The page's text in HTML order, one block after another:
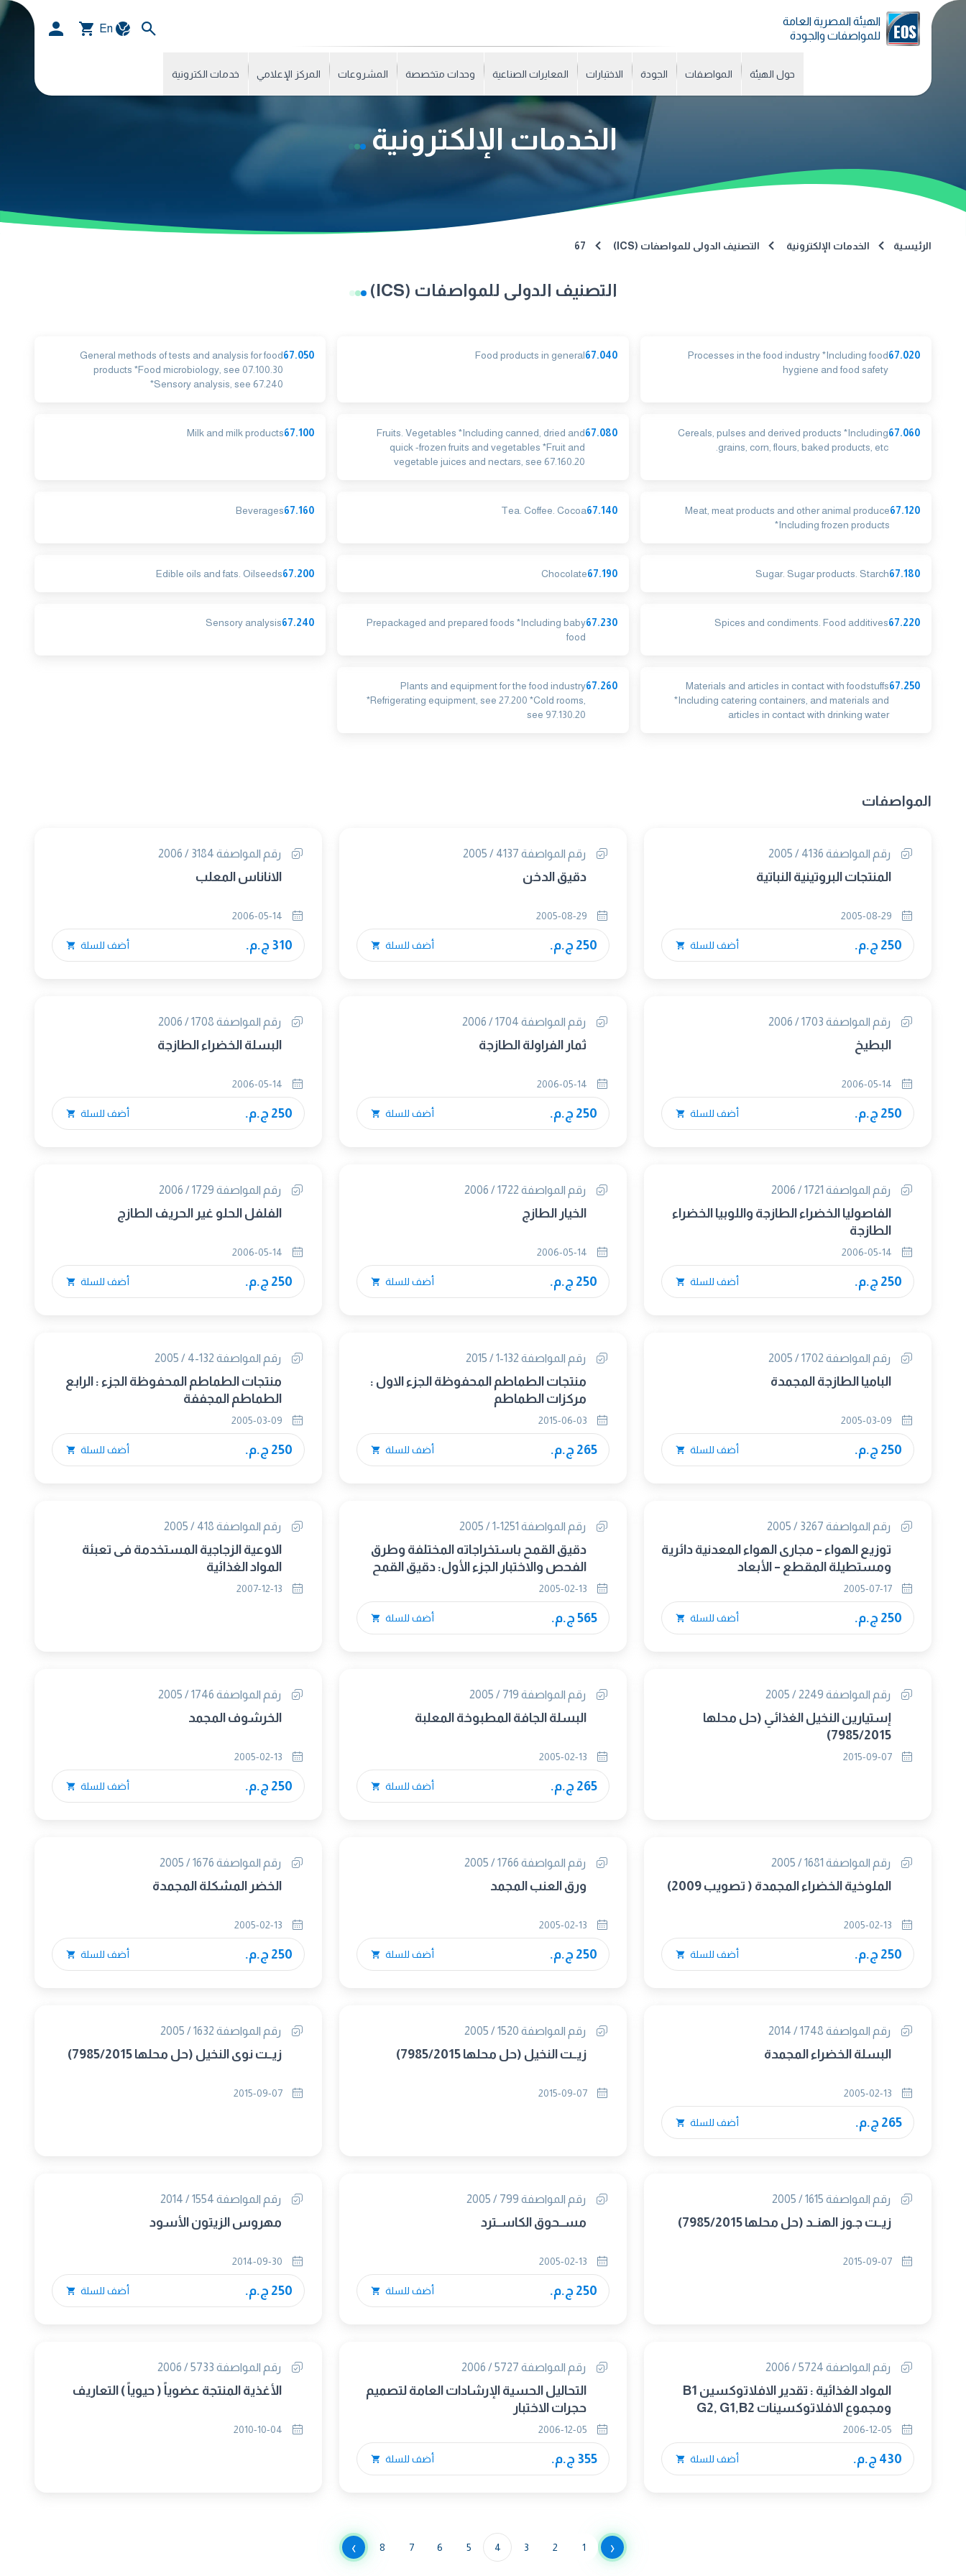
الهيئة المصرية العامة
للمواصفات والجودة
En
حول الهيئة المواصفات الجودة الاختبارات المعايرات الصناعية وحدات متخصصة المشروعات المركز الإعلامي خدمات الكترونية
الخدمات الإلكترونية
الرئيسية الخدمات الإلكترونية التصنيف الدولى للمواصفات (ICS) 67
التصنيف الدولى للمواصفات (ICS)
67.020
Processes in the food industry *Including food
hygiene and food safety
67.040
Food products in general
67.050
General methods of tests and analysis for food
products *Food microbiology, see 07.100.30
*Sensory analysis, see 67.240
67.060
Cereals, pulses and derived products *Including
grains, corn, flours, baked products, etc.
67.080
Fruits. Vegetables *Including canned, dried and
quick -frozen fruits and vegetables *Fruit and
vegetable juices and nectars, see 67.160.20
67.100
Milk and milk products
67.120
Meat, meat products and other animal produce
*Including frozen products
67.140
Tea. Coffee. Cocoa
67.160
Beverages
67.180
Sugar. Sugar products. Starch
67.190
Chocolate
67.200
Edible oils and fats. Oilseeds
67.220
Spices and condiments. Food additives
67.230
Prepackaged and prepared foods *Including baby
food
67.240
Sensory analysis
67.250
Materials and articles in contact with foodstuffs
*Including catering containers, and materials and
articles in contact with drinking water
67.260
Plants and equipment for the food industry
*Refrigerating equipment, see 27.200 *Cold rooms,
see 97.130.20
المواصفات
رقم المواصفة 4136 / 2005
المنتجات البروتينية النباتية
250 ج.م. أضف للسلة
رقم المواصفة 4137 / 2005
دقيق الدخن
250 ج.م. أضف للسلة
رقم المواصفة 3184 / 2006
الاناناس المعلب
310 ج.م. أضف للسلة
رقم المواصفة 1703 / 2006
البطيخ
250 ج.م. أضف للسلة
رقم المواصفة 1704 / 2006
ثمار الفراولة الطازجة
250 ج.م. أضف للسلة
رقم المواصفة 1708 / 2006
البسلة الخضراء الطازجة
250 ج.م. أضف للسلة
رقم المواصفة 1721 / 2006
الفاصوليا الخضراء الطازجة واللوبيا الخضراء
الطازجة
250 ج.م. أضف للسلة
رقم المواصفة 1722 / 2006
الخيار الطازج
250 ج.م. أضف للسلة
رقم المواصفة 1729 / 2006
الفلفل الحلو غير الحريف الطازج
250 ج.م. أضف للسلة
رقم المواصفة 1702 / 2005
الباميا الطازجة المجمدة
250 ج.م. أضف للسلة
رقم المواصفة 132-1 / 2015
منتجات الطماطم المحفوظة الجزء الاول :
مركزات الطماطم
265 ج.م. أضف للسلة
رقم المواصفة 132-4 / 2005
منتجات الطماطم المحفوظة الجزء : الرابع
الطماطم المجففة
250 ج.م. أضف للسلة
رقم المواصفة 3267 / 2005
توزيع الهواء – مجارى الهواء المعدنية دائرية
ومستطيلة المقطع – الأبعاد
250 ج.م. أضف للسلة
رقم المواصفة 1251-1 / 2005
دقيق القمح باستخراجاته المختلفة وطرق
الفحص والاختبار الجزء الأول: دقيق القمح
(تعديل جزئى 2023)
565 ج.م. أضف للسلة
رقم المواصفة 418 / 2005
الاوعية الزجاجية المستخدمة فى تعبئة
المواد الغذائية
رقم المواصفة 2249 / 2005
إستيارين النخيل الغذائي (حل محلها
7985/2015)
رقم المواصفة 719 / 2005
البسلة الجافة المطبوخة المعلبة
265 ج.م. أضف للسلة
رقم المواصفة 1746 / 2005
الخرشوف المجمد
250 ج.م. أضف للسلة
رقم المواصفة 1681 / 2005
الملوخية الخضراء المجمدة ( تصويب 2009)
250 ج.م. أضف للسلة
رقم المواصفة 1766 / 2005
ورق العنب المجمد
250 ج.م. أضف للسلة
رقم المواصفة 1676 / 2005
الخضر المشكلة المجمدة
250 ج.م. أضف للسلة
رقم المواصفة 1748 / 2014
البسلة الخضراء المجمدة
265 ج.م. أضف للسلة
رقم المواصفة 1520 / 2005
زيــت النخيل (حل محلها 7985/2015)
رقم المواصفة 1632 / 2005
زيــت نوى النخيل (حل محلها 7985/2015)
رقم المواصفة 1615 / 2005
زيــت جـوز الهنــد (حل محلها 7985/2015)
رقم المواصفة 799 / 2005
مســحوق الكاســترد
250 ج.م. أضف للسلة
رقم المواصفة 1554 / 2014
مهروس الزيتون الأسود
250 ج.م. أضف للسلة
رقم المواصفة 5724 / 2006
المواد الغذائية : تقدير الافلاتوكسين B1
ومجموع الافلاتوكسينات G2, G1,B2
,B1في الحبوب ، المكسرات ومنتجاتها
باستعمال جهاز التحليل الكروماتوجرافي ذو
الفصل عالي الكفاءة430 ج.م. أضف للسلة
رقم المواصفة 5727 / 2006
التحاليل الحسية الإرشادات العامة لتصميم
حجرات الاختبار
355 ج.م. أضف للسلة
رقم المواصفة 5733 / 2006
الأغذية المنتجة عضوياً ( حيوياً ) التعاريف
‹
1
2
3
4
5
6
7
8
›